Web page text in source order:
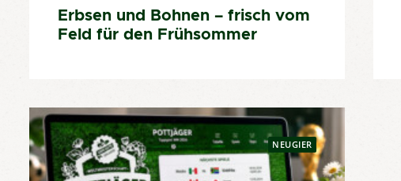
Erbsen und Bohnen – frisch vom
Feld für den Frühsommer
NEUGIER